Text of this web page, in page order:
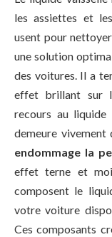
les assiettes et
usent pour
une solution
des voitures. Il a
effet brillant sur
recours au
demeure vivement
endommage la
effet terne et
composent le
votre voiture
Ces composants